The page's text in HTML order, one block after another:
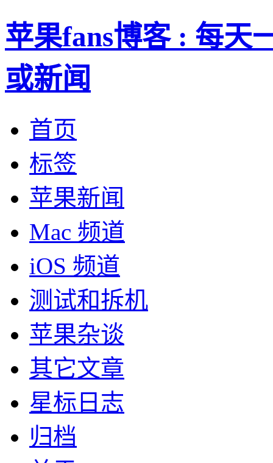
苹果fans博客 : 每天
或新闻
首页
标签
苹果新闻
Mac 频道
iOS 频道
测试和拆机
苹果杂谈
其它文章
星标日志
归档